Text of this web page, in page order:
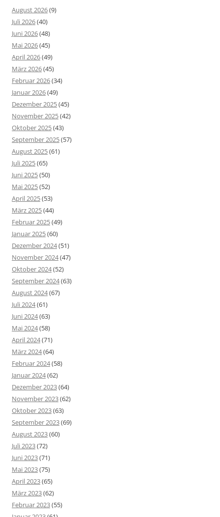
August 2026(9)
Juli 2026(40)
Juni 2026(48)
Mai 2026(45)
April 2026(49)
März 2026(45)
Februar 2026(34)
Januar 2026(49)
Dezember 2025(45)
November 2025(42)
Oktober 2025(43)
September 2025(57)
August 2025(61)
Juli 2025(65)
Juni 2025(50)
Mai 2025(52)
April 2025(53)
März 2025(44)
Februar 2025(49)
Januar 2025(60)
Dezember 2024(51)
November 2024(47)
Oktober 2024(52)
September 2024(63)
August 2024(67)
Juli 2024(61)
Juni 2024(63)
Mai 2024(58)
April 2024(71)
März 2024(64)
Februar 2024(58)
Januar 2024(62)
Dezember 2023(64)
November 2023(62)
Oktober 2023(63)
September 2023(69)
August 2023(60)
Juli 2023(72)
Juni 2023(71)
Mai 2023(75)
April 2023(65)
März 2023(62)
Februar 2023(55)